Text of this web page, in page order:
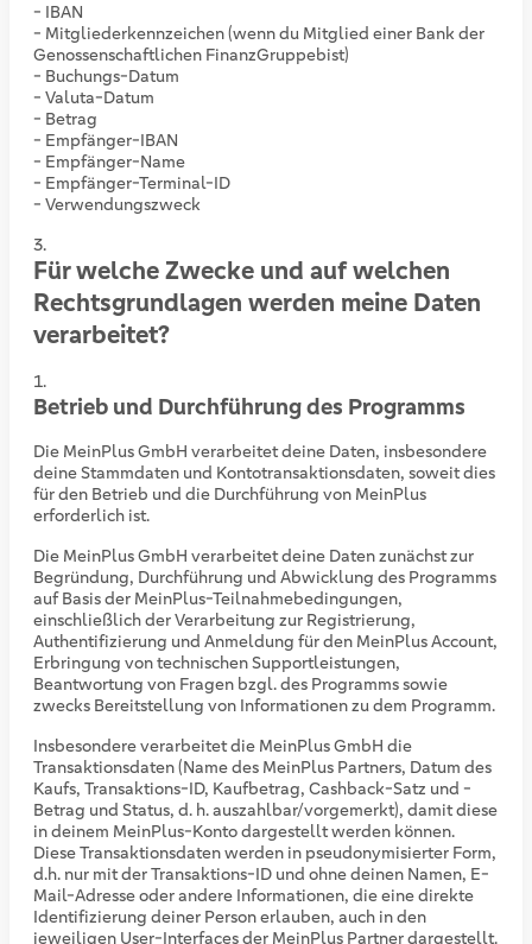
- IBAN
- Mitgliederkennzeichen (wenn du Mitglied einer Bank der
Genossenschaftlichen FinanzGruppebist)
- Buchungs-Datum
- Valuta-Datum
- Betrag
- Empfänger-IBAN
- Empfänger-Name
- Empfänger-Terminal-ID
- Verwendungszweck
Für welche Zwecke und auf welchen
Rechtsgrundlagen werden meine Daten
verarbeitet?
Betrieb und Durchführung des Programms
Die MeinPlus GmbH verarbeitet deine Daten, insbesondere
deine Stammdaten und Kontotransaktionsdaten, soweit dies
für den Betrieb und die Durchführung von MeinPlus
erforderlich ist.
Die MeinPlus GmbH verarbeitet deine Daten zunächst zur
Begründung, Durchführung und Abwicklung des Programms
auf Basis der MeinPlus-Teilnahmebedingungen,
einschließlich der Verarbeitung zur Registrierung,
Authentifizierung und Anmeldung für den MeinPlus Account,
Erbringung von technischen Supportleistungen,
Beantwortung von Fragen bzgl. des Programms sowie
zwecks Bereitstellung von Informationen zu dem Programm.
Insbesondere verarbeitet die MeinPlus GmbH die
Transaktionsdaten (Name des MeinPlus Partners, Datum des
Kaufs, Transaktions-ID, Kaufbetrag, Cashback-Satz und -
Betrag und Status, d. h. auszahlbar/vorgemerkt), damit diese
in deinem MeinPlus-Konto dargestellt werden können.
Diese Transaktionsdaten werden in pseudonymisierter Form,
d.h. nur mit der Transaktions-ID und ohne deinen Namen, E-
Mail-Adresse oder andere Informationen, die eine direkte
Identifizierung deiner Person erlauben, auch in den
jeweiligen User-Interfaces der MeinPlus Partner dargestellt.